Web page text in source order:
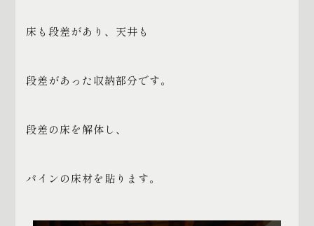
床も段差があり、天井も
段差があった収納部分です。
段差の床を解体し、
パインの床材を貼ります。